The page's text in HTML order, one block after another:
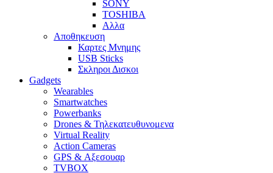
SONY
TOSHIBA
Αλλα
Αποθηκευση
Καρτες Μνημης
USB Sticks
Σκληροι Δισκοι
Gadgets
Wearables
Smartwatches
Powerbanks
Drones & Τηλεκατευθυνομενα
Virtual Reality
Action Cameras
GPS & Αξεσουαρ
TVBOX